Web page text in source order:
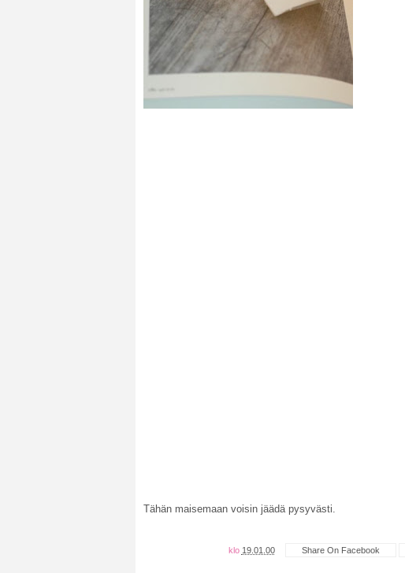
Tähän maisemaan voisin jäädä pysyvästi.
klo 19.01.00 Share On Facebook